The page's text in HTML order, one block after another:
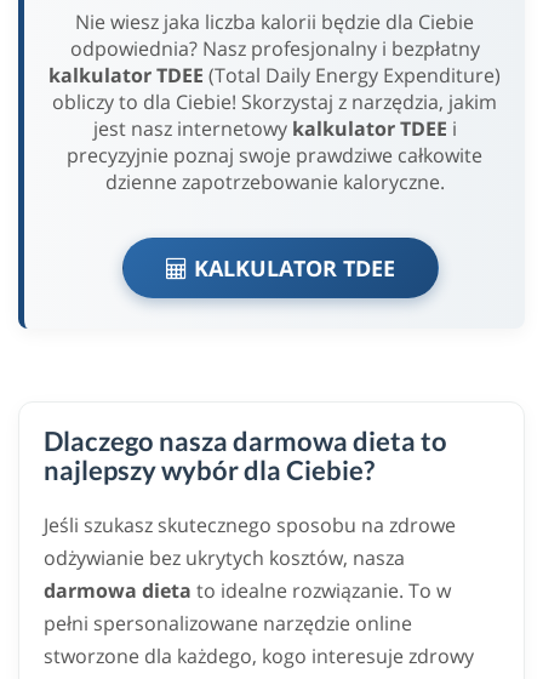
Nie wiesz jaka liczba kalorii będzie dla Ciebie
odpowiednia? Nasz profesjonalny i bezpłatny
kalkulator TDEE (Total Daily Energy Expenditure)
obliczy to dla Ciebie! Skorzystaj z narzędzia, jakim
jest nasz internetowy kalkulator TDEE i
precyzyjnie poznaj swoje prawdziwe całkowite
dzienne zapotrzebowanie kaloryczne.
KALKULATOR TDEE
Dlaczego nasza darmowa dieta to
najlepszy wybór dla Ciebie?
Jeśli szukasz skutecznego sposobu na zdrowe
odżywianie bez ukrytych kosztów, nasza
darmowa dieta to idealne rozwiązanie. To w
pełni spersonalizowane narzędzie online
stworzone dla każdego, kogo interesuje zdrowy